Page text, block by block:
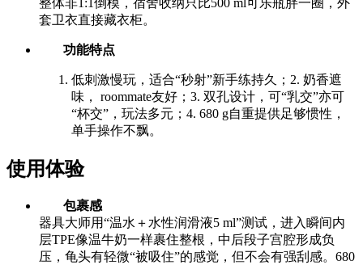
整体非1:1倒模，宿舍收纳只比500 ml可乐瓶胖一圈，外
套卫衣直接藏衣柜。
功能特点
低刺激慢玩，适合“秒射”新手练持久；2. 奶香遮
味， roommate友好；3. 双孔设计，可“乳交”亦可
“杯交”，玩法多元；4. 680 g自重提供足够惯性，
单手操作不飘。
使用体验
包裹感
器具大师用“温水＋水性润滑液5 ml”测试，进入瞬间内
层TPE像温牛奶一样裹住整根，中后段子宫腔形成负
压，龟头有轻微“被吸住”的感觉，但不会有强刮感。680